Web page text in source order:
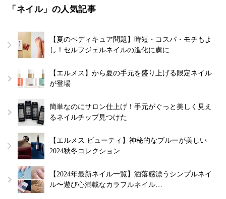
「ネイル」の人気記事
【夏のペディキュア問題】時短・コスパ・モチもよ
し！セルフジェルネイルの進化に虜に…
【エルメス】から夏の手元を盛り上げる限定ネイル
が登場
簡単なのにサロン仕上げ！手元がぐっと美しく見え
るネイルチップ見つけた
【エルメス ビューティ】神秘的なブルーが美しい
2024秋冬コレクション
【2024年最新ネイル一覧】洒落感漂うシンプルネイ
ル〜遊び心満載なカラフルネイル…